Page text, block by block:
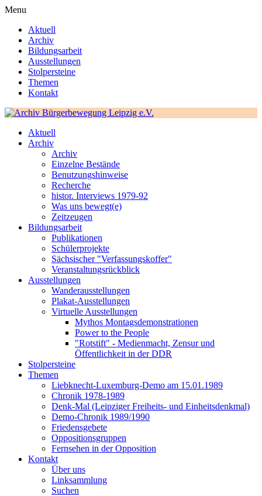
Menu
Aktuell
Archiv
Bildungsarbeit
Ausstellungen
Stolpersteine
Themen
Kontakt
Aktuell
Archiv
Archiv
Einzelne Bestände
Benutzungshinweise
Recherche
histor. Interviews 1979-92
Was uns bewegt(e)
Zeitzeugen
Bildungsarbeit
Publikationen
Schülerprojekte
Sächsischer "Verfassungskoffer"
Veranstaltungsrückblick
Ausstellungen
Wanderausstellungen
Plakat-Ausstellungen
Virtuelle Ausstellungen
Mythos Montagsdemonstrationen
Power to the People
"Rotstift" - Medienmacht, Zensur und
Öffentlichkeit in der DDR
Stolpersteine
Themen
Liebknecht-Luxemburg-Demo am 15.01.1989
Chronik 1978-1989
Denk-Mal (Leipziger Freiheits- und Einheitsdenkmal)
Demo-Chronik 1989/1990
Friedensgebete
Oppositionsgruppen
Fernsehen in der Opposition
Kontakt
Über uns
Linksammlung
Suchen